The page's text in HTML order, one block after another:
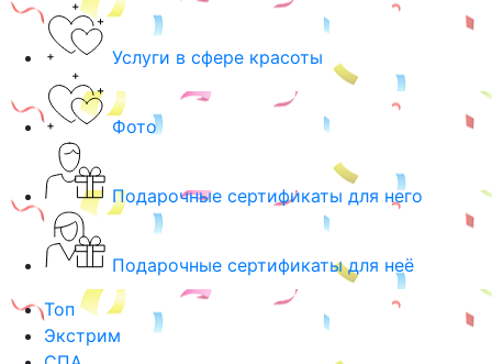
Услуги в сфере красоты
Фото
Подарочные сертификаты для него
Подарочные сертификаты для неё
Топ
Экстрим